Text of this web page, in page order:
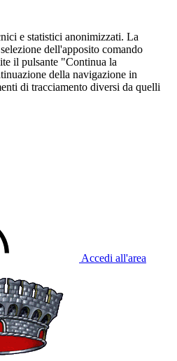
e statistici anonimizzati. La
dell'apposito comando
il pulsante "Continua la
della navigazione in
di tracciamento diversi da quelli
Accedi all'area